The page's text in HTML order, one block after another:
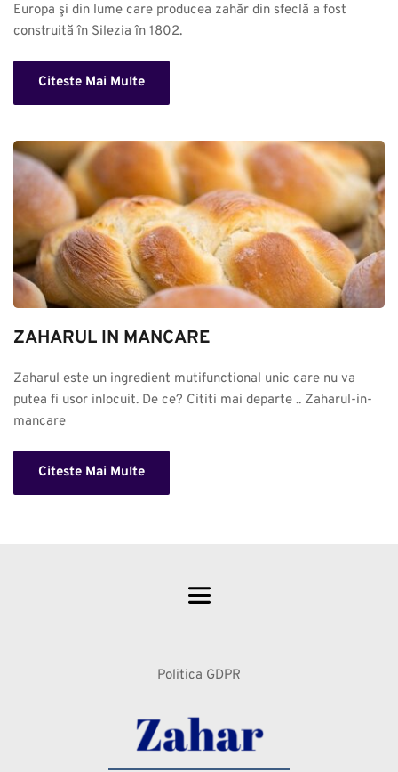
Europa şi din lume care producea zahăr din sfeclă a fost
construită în Silezia în 1802.
Citeste Mai Multe
ZAHARUL IN MANCARE
Zaharul este un ingredient mutifunctional unic care nu va
putea fi usor inlocuit. De ce? Cititi mai departe .. Zaharul-in-
mancare
Citeste Mai Multe
Politica GDPR